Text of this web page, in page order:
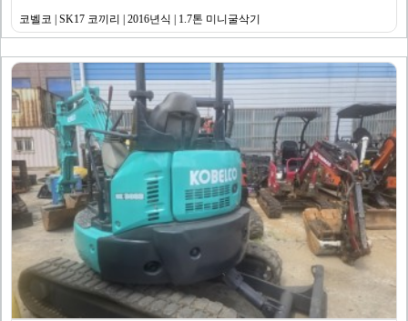
코벨코 | SK17 코끼리 | 2016년식 | 1.7톤 미니굴삭기